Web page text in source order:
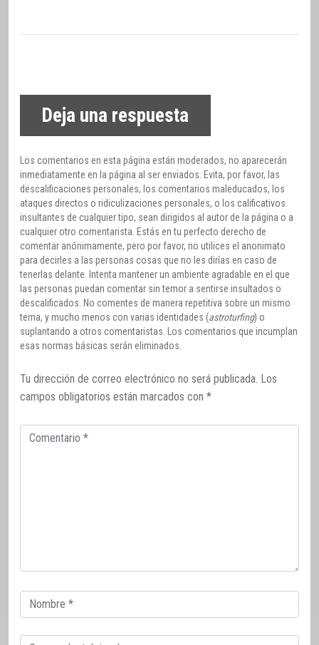
Deja una respuesta
Los comentarios en esta página están moderados, no aparecerán
inmediatamente en la página al ser enviados. Evita, por favor, las
descalificaciones personales, los comentarios maleducados, los
ataques directos o ridiculizaciones personales, o los calificativos
insultantes de cualquier tipo, sean dirigidos al autor de la página o a
cualquier otro comentarista. Estás en tu perfecto derecho de
comentar anónimamente, pero por favor, no utilices el anonimato
para decirles a las personas cosas que no les dirías en caso de
tenerlas delante. Intenta mantener un ambiente agradable en el que
las personas puedan comentar sin temor a sentirse insultados o
descalificados. No comentes de manera repetitiva sobre un mismo
tema, y mucho menos con varias identidades (astroturfing) o
suplantando a otros comentaristas. Los comentarios que incumplan
esas normas básicas serán eliminados.
Tu dirección de correo electrónico no será publicada. Los
campos obligatorios están marcados con *
Comentario
Correo
electrónico